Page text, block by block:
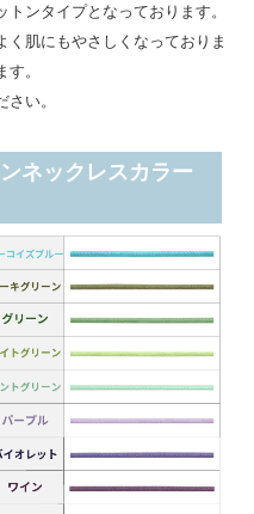
ンタイプとなっております。
く肌にもやさしくなっておりま
。
い。
ネックレスカラー